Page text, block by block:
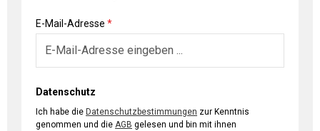
E-Mail-Adresse *
Datenschutz
Ich habe die Datenschutzbestimmungen
genommen und die AGB